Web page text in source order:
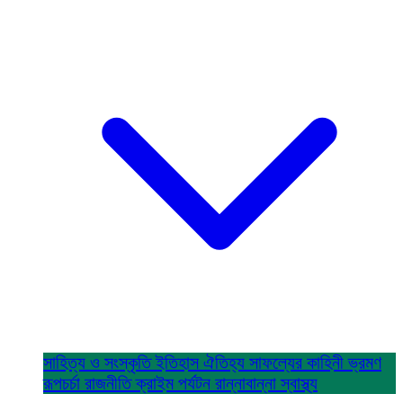
সাহিত্য ও সংস্কৃতিইতিহাস ঐতিহ্য সাফল্যের কাহিনীভ্রমণ
রূপচর্চা রাজনীতিক্রাইম পর্যটন রান্নাবান্নাস্বাস্থ্য